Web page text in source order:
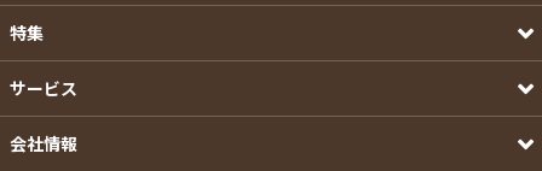
特集
サービス
会社情報